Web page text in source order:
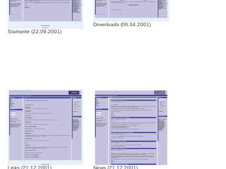
Startseite (22.09.2001)
Downloads (06.04.2001)
Links (21.12.2001) News (21.12.2001)